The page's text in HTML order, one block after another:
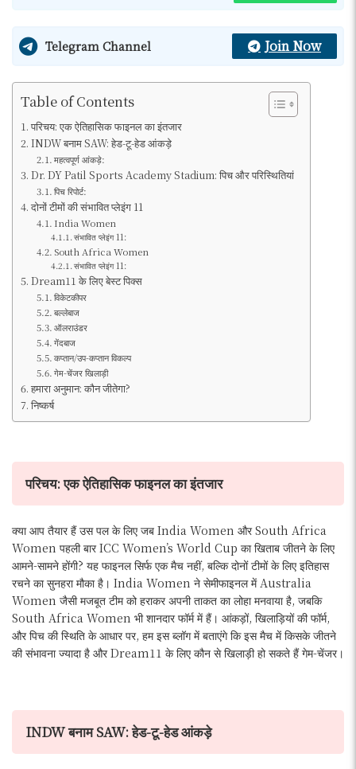
Telegram Channel Join Now
Table of Contents
परिचय: एक ऐतिहासिक फाइनल का इंतजार
INDW बनाम SAW: हेड-टू-हेड आंकड़े
महत्वपूर्ण आंकड़े:
Dr. DY Patil Sports Academy Stadium: पिच और परिस्थितियां
पिच रिपोर्ट:
दोनों टीमों की संभावित प्लेइंग 11
India Women
संभावित प्लेइंग 11:
South Africa Women
संभावित प्लेइंग 11:
Dream11 के लिए बेस्ट पिक्स
विकेटकीपर
बल्लेबाज
ऑलराउंडर
गेंदबाज
कप्तान/उप-कप्तान विकल्प
गेम-चेंजर खिलाड़ी
हमारा अनुमान: कौन जीतेगा?
निष्कर्ष
परिचय: एक ऐतिहासिक फाइनल का इंतजार
क्या आप तैयार हैं उस पल के लिए जब India Women और South Africa
Women पहली बार ICC Women’s World Cup का खिताब जीतने के लिए
आमने-सामने होंगी? यह फाइनल सिर्फ एक मैच नहीं, बल्कि दोनों टीमों के लिए इतिहास
रचने का सुनहरा मौका है। India Women ने सेमीफाइनल में Australia
Women जैसी मजबूत टीम को हराकर अपनी ताकत का लोहा मनवाया है, जबकि
South Africa Women भी शानदार फॉर्म में हैं। आंकड़ों, खिलाड़ियों की फॉर्म,
और पिच की स्थिति के आधार पर, हम इस ब्लॉग में बताएंगे कि इस मैच में किसके जीतने
की संभावना ज्यादा है और Dream11 के लिए कौन से खिलाड़ी हो सकते हैं गेम-चेंजर।
INDW बनाम SAW: हेड-टू-हेड आंकड़े